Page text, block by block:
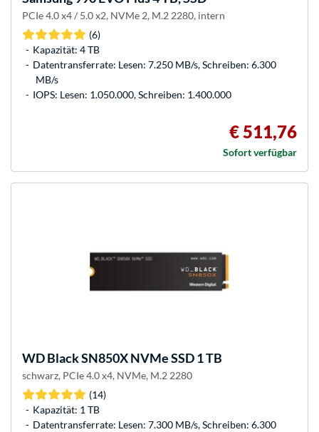
PCIe 4.0 x4 / 5.0 x2, NVMe 2, M.2 2280, intern
(6)
Kapazität: 4 TB
Datentransferrate: Lesen: 7.250 MB/s, Schreiben: 6.300
MB/s
IOPS: Lesen: 1.050.000, Schreiben: 1.400.000
€ 511,76
Sofort verfügbar
WDBlack SN850X NVMe SSD 1 TB
schwarz, PCIe 4.0 x4, NVMe, M.2 2280
(14)
Kapazität: 1 TB
Datentransferrate: Lesen: 7.300 MB/s, Schreiben: 6.300